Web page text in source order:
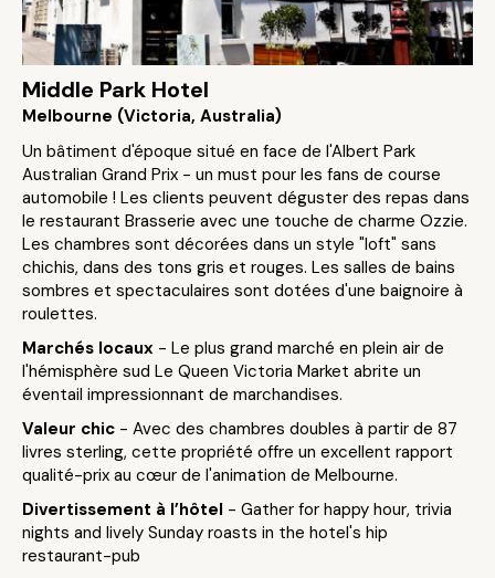
Middle Park Hotel
Melbourne (Victoria, Australia)
Un bâtiment d'époque situé en face de l'Albert Park
Australian Grand Prix - un must pour les fans de course
automobile ! Les clients peuvent déguster des repas dans
le restaurant Brasserie avec une touche de charme Ozzie.
Les chambres sont décorées dans un style "loft" sans
chichis, dans des tons gris et rouges. Les salles de bains
sombres et spectaculaires sont dotées d'une baignoire à
roulettes.
Marchés locaux - Le plus grand marché en plein air de
l'hémisphère sud Le Queen Victoria Market abrite un
éventail impressionnant de marchandises.
Valeur chic - Avec des chambres doubles à partir de 87
livres sterling, cette propriété offre un excellent rapport
qualité-prix au cœur de l'animation de Melbourne.
Divertissement à l’hôtel - Gather for happy hour, trivia
nights and lively Sunday roasts in the hotel's hip
restaurant-pub